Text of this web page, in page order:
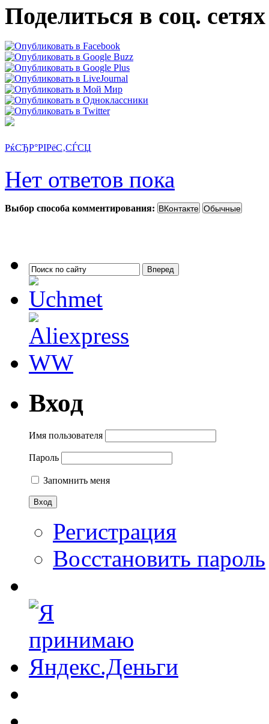
Поделиться в соц. сетях
РќСЂР°РІРёС‚СЃСЏ
Нет ответов пока
Выбор способа комментирования:
Вход
Имя пользователя
Пароль
Запомнить меня
Регистрация
Восстановить пароль